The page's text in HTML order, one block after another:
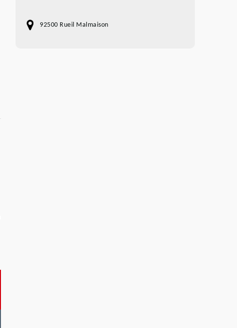
92500 Rueil Malmaison